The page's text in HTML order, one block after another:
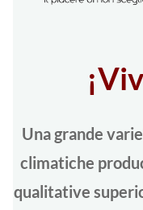
Una grande
climatiche
qualitative